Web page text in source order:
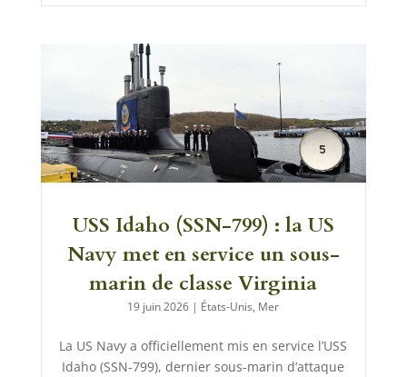
USS Idaho (SSN-799) : la US
Navy met en service un sous-
marin de classe Virginia
19 juin 2026 | États-Unis, Mer
La US Navy a officiellement mis en service l’USS
Idaho (SSN-799), dernier sous-marin d’attaque